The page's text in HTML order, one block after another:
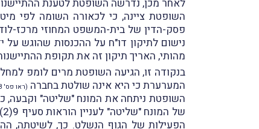
לאחר מכן, נדרשה השופטת לטענת
השופטת ציינה, כי לכאורה השומה לפי
פסק-הדין של בית-המשפט המחוזי מרכז-
נישום לתיקון דו"ח על ההכנסות שהוגש על
מהותי, האריך תיקון זה את תקופת
בנקודה זו, הגיעה השופטת מרים לומפ
המערערת כי היא אינה שולטת בחברה (ראו פס' 78 ואילך לפסק-הדין)
השופטת ניתחה את המונח "שליטה" וקבעה,
הפעילות של הגוף הנשלט. כך, לשיטתה,